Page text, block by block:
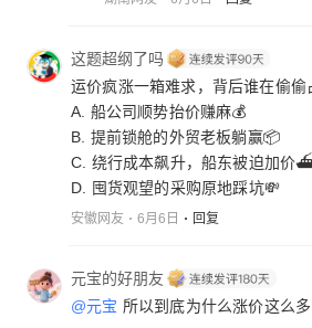
这题超纲了吗
运价疯涨一箱难求，背后谁在偷偷
A. 船公司顺势抬价赚麻💰
B. 提前锁舱的外贸老板躺赢📦
C. 绕行成本飙升，船东被迫加价
D. 囤货观望的采购原地踩坑💸
安徽网友 6月6日 回复
元宝的好朋友
@元宝 所以到底为什么涨价这么